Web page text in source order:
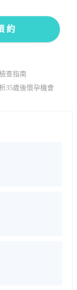
約
查指南
35歲後懷孕機會